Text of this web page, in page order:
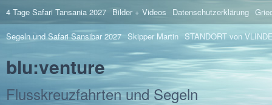
4 Tage Safari Tansania 2027 Bilder + Videos Datenschutzerklärung
Segeln und Safari Sansibar 2027 Skipper Martin STANDORT von
blu:venture
Flusskreuzfahrten und Segeln